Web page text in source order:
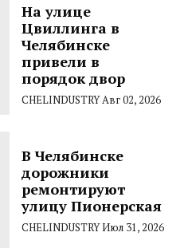
На улице
Цвиллинга в
Челябинске
привели в
порядок двор
CHELINDUSTRYАвг 02, 2026
В Челябинске
дорожники
ремонтируют
улицу Пионерская
CHELINDUSTRYИюл 31, 2026